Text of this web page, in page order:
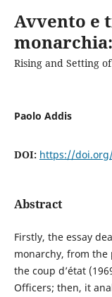
Avvento e
monarchia:
Rising and Setting
Paolo Addis
DOI: https://
Abstract
Firstly, the essay
monarchy, from the
the coup d’état
Officers; then, it